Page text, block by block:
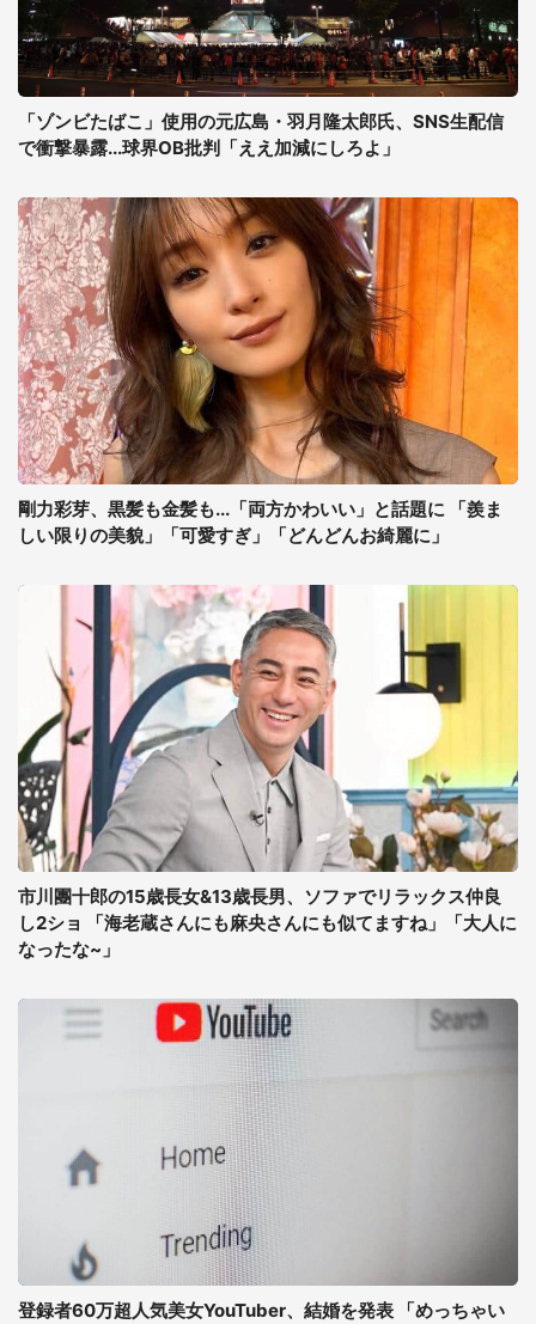
「ゾンビたばこ」使用の元広島・羽月隆太郎氏、SNS生配信
で衝撃暴露...球界OB批判「ええ加減にしろよ」
剛力彩芽、黒髪も金髪も...「両方かわいい」と話題に 「羨ま
しい限りの美貌」「可愛すぎ」「どんどんお綺麗に」
市川團十郎の15歳長女&13歳長男、ソファでリラックス仲良
し2ショ 「海老蔵さんにも麻央さんにも似てますね」「大人に
なったな~」
登録者60万超人気美女YouTuber、結婚を発表 「めっちゃい